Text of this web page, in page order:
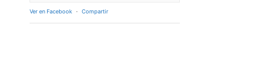
Ver en Facebook · Compartir